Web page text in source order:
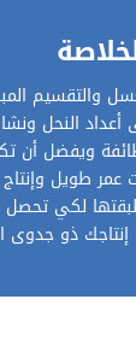
والتقسيم
أعداد النحل
ويفضل أن
عمر طويل
لكي تحصل
ذو جدوى